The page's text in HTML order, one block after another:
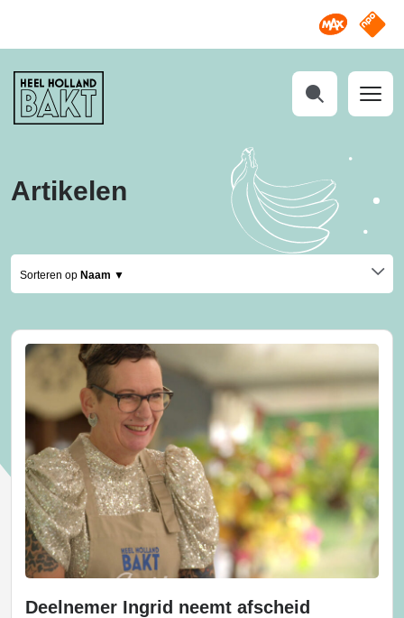
Omroep
NPO
Heel
Holland
Bakt
Artikelen
Sorteren op Naam ▼
Deelnemer Ingrid neemt afscheid